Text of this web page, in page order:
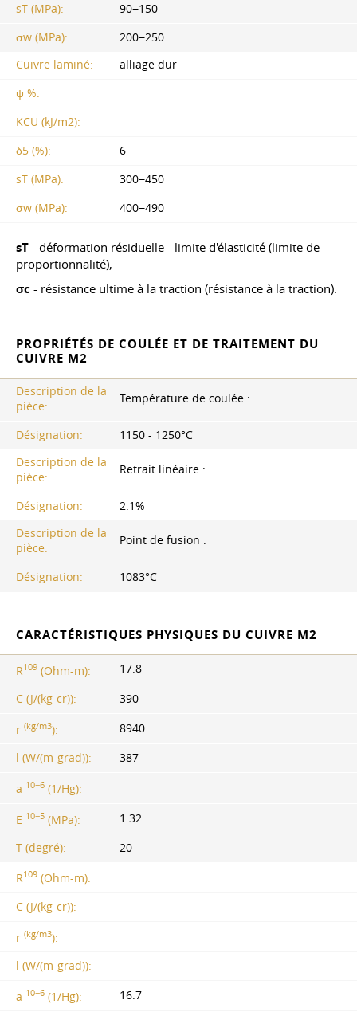
sT (MPa):
90−150
σw (MPa):
200−250
Cuivre laminé:
alliage dur
ψ %:
KCU (kJ/m2):
δ5 (%):
6
sT (MPa):
300−450
σw (MPa):
400−490
sT - déformation résiduelle - limite d'élasticité (limite de
proportionnalité),
σc - résistance ultime à la traction (résistance à la traction).
PROPRIÉTÉS DE COULÉE ET DE TRAITEMENT DU
CUIVRE M2
Description de la
pièce:
Température de coulée :
Désignation:
1150 - 1250°C
Description de la
pièce:
Retrait linéaire :
Désignation:
2.1%
Description de la
pièce:
Point de fusion :
Désignation: 1083°C
CARACTÉRISTIQUES PHYSIQUES DU CUIVRE M2
R109 (Ohm-m): 17.8
C (J/(kg-cr)): 390
r (kg/m3): 8940
l (W/(m-grad)): 387
a 10−6 (1/Hg):
E 10−5 (MPa): 1.32
T (degré): 20
R109 (Ohm-m):
C (J/(kg-cr)):
r (kg/m3):
l (W/(m-grad)):
a 10−6 (1/Hg): 16.7